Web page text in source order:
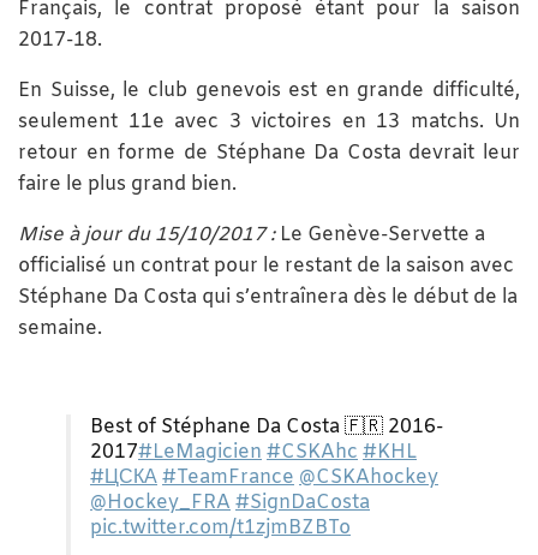
Français, le contrat proposé étant pour la saison
2017-18.
En Suisse, le club genevois est en grande difficulté,
seulement 11e avec 3 victoires en 13 matchs. Un
retour en forme de Stéphane Da Costa devrait leur
faire le plus grand bien.
Mise à jour du 15/10/2017 : Le Genève-Servette a
officialisé un contrat pour le restant de la saison avec
Stéphane Da Costa qui s’entraînera dès le début de la
semaine.
Best of Stéphane Da Costa 🇫🇷 2016-
2017#LeMagicien #CSKAhc #KHL
#ЦСКА#TeamFrance @CSKAhockey
@Hockey_FRA #SignDaCosta
pic.twitter.com/t1zjmBZBTo